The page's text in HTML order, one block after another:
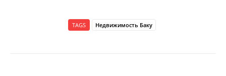
TAGS Недвижимость Баку